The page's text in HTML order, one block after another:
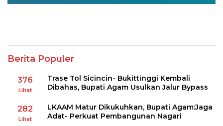
Berita Populer
376
Lihat
Trase Tol Sicincin- Bukittinggi Kembali
Dibahas, Bupati Agam Usulkan Jalur Bypass
282
Lihat
LKAAM Matur Dikukuhkan, Bupati Agam:Jaga
Adat- Perkuat Pembangunan Nagari